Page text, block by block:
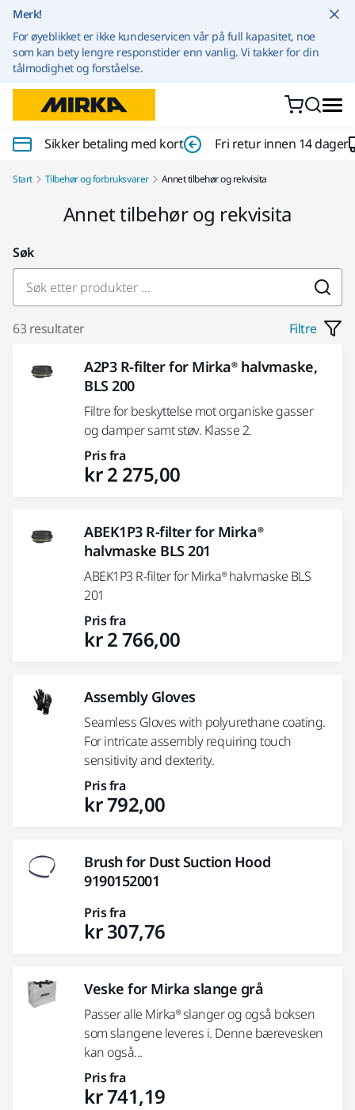
Merk!
For øyeblikket er ikke kundeservicen vår på full kapasitet, noe
som kan bety lengre responstider enn vanlig. Vi takker for din
tålmodighet og forståelse.
Sikker betaling med kort Fri retur innen 14 dager
Start Tilbehør og forbruksvarer Annet tilbehør og rekvisita
Annet tilbehør og rekvisita
Søk
63 resultater Filtre
A2P3 R-filter for Mirka® halvmaske,
BLS 200
Filtre for beskyttelse mot organiske gasser
og damper samt støv. Klasse 2.
Pris fra
kr 2 275,00
ABEK1P3 R-filter for Mirka®
halvmaske BLS 201
ABEK1P3 R-filter for Mirka® halvmaske BLS
201
Pris fra
kr 2 766,00
Assembly Gloves
Seamless Gloves with polyurethane coating.
For intricate assembly requiring touch
sensitivity and dexterity.
Pris fra
kr 792,00
Brush for Dust Suction Hood
9190152001
Pris fra
kr 307,76
Veske for Mirka slange grå
Passer alle Mirka® slanger og også boksen
som slangene leveres i. Denne bærevesken
kan også...
Pris fra
kr 741,19